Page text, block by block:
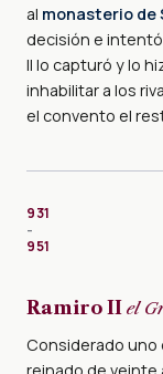
al monasterio de
decisión e
II lo capturó y lo
inhabilitar a los
el convento el
931
–
951
Ramiro II el
Considerado uno
reinado de veinte